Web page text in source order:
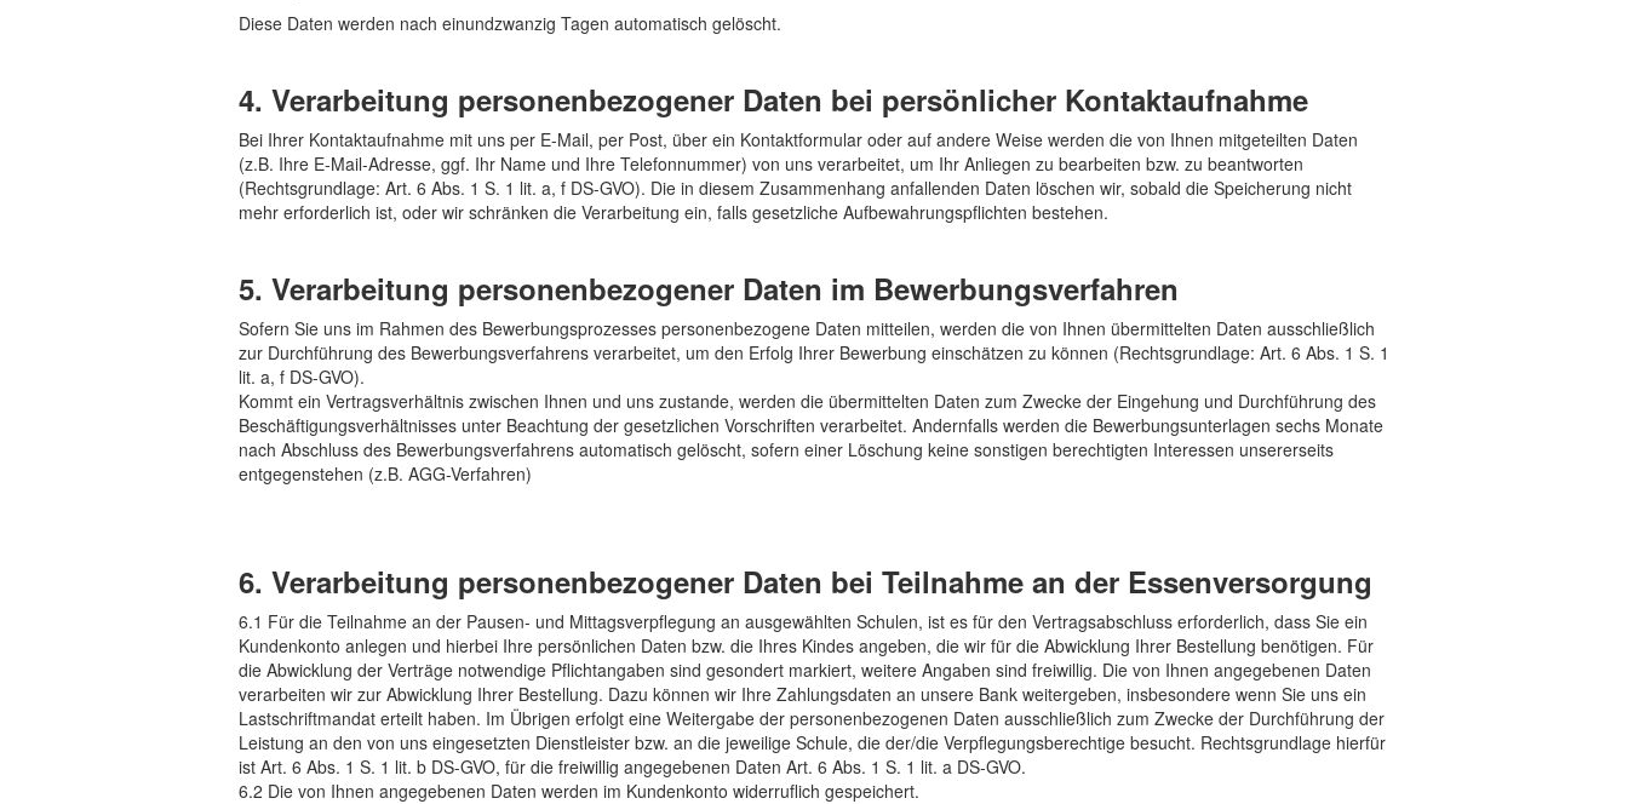
Diese Daten werden nach einundzwanzig Tagen automatisch gelöscht.
4. Verarbeitung personenbezogener Daten bei persönlicher Kontaktaufnahme
Bei Ihrer Kontaktaufnahme mit uns per E-Mail, per Post, über ein Kontaktformular oder auf andere Weise werden die von Ihnen mitgeteilten Daten
(z.B. Ihre E-Mail-Adresse, ggf. Ihr Name und Ihre Telefonnummer) von uns verarbeitet, um Ihr Anliegen zu bearbeiten bzw. zu beantworten
(Rechtsgrundlage: Art. 6 Abs. 1 S. 1 lit. a, f DS-GVO). Die in diesem Zusammenhang anfallenden Daten löschen wir, sobald die Speicherung nicht
mehr erforderlich ist, oder wir schränken die Verarbeitung ein, falls gesetzliche Aufbewahrungspflichten bestehen.
5. Verarbeitung personenbezogener Daten im Bewerbungsverfahren
Sofern Sie uns im Rahmen des Bewerbungsprozesses personenbezogene Daten mitteilen, werden die von Ihnen übermittelten Daten ausschließlich
zur Durchführung des Bewerbungsverfahrens verarbeitet, um den Erfolg Ihrer Bewerbung einschätzen zu können (Rechtsgrundlage: Art. 6 Abs. 1 S. 1
lit. a, f DS-GVO).
Kommt ein Vertragsverhältnis zwischen Ihnen und uns zustande, werden die übermittelten Daten zum Zwecke der Eingehung und Durchführung des
Beschäftigungsverhältnisses unter Beachtung der gesetzlichen Vorschriften verarbeitet. Andernfalls werden die Bewerbungsunterlagen sechs Monate
nach Abschluss des Bewerbungsverfahrens automatisch gelöscht, sofern einer Löschung keine sonstigen berechtigten Interessen unsererseits
entgegenstehen (z.B. AGG-Verfahren)
6. Verarbeitung personenbezogener Daten bei Teilnahme an der Essenversorgung
6.1 Für die Teilnahme an der Pausen- und Mittagsverpflegung an ausgewählten Schulen, ist es für den Vertragsabschluss erforderlich, dass Sie ein
Kundenkonto anlegen und hierbei Ihre persönlichen Daten bzw. die Ihres Kindes angeben, die wir für die Abwicklung Ihrer Bestellung benötigen. Für
die Abwicklung der Verträge notwendige Pflichtangaben sind gesondert markiert, weitere Angaben sind freiwillig. Die von Ihnen angegebenen Daten
verarbeiten wir zur Abwicklung Ihrer Bestellung. Dazu können wir Ihre Zahlungsdaten an unsere Bank weitergeben, insbesondere wenn Sie uns ein
Lastschriftmandat erteilt haben. Im Übrigen erfolgt eine Weitergabe der personenbezogenen Daten ausschließlich zum Zwecke der Durchführung der
Leistung an den von uns eingesetzten Dienstleister bzw. an die jeweilige Schule, die der/die Verpflegungsberechtige besucht. Rechtsgrundlage hierfür
ist Art. 6 Abs. 1 S. 1 lit. b DS-GVO, für die freiwillig angegebenen Daten Art. 6 Abs. 1 S. 1 lit. a DS-GVO.
6.2 Die von Ihnen angegebenen Daten werden im Kundenkonto widerruflich gespeichert.